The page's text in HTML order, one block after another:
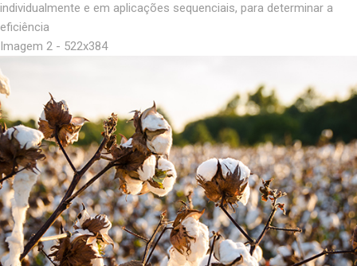
individualmente e em aplicações sequenciais, para determinar a
eficiência
Imagem 2 - 522x384